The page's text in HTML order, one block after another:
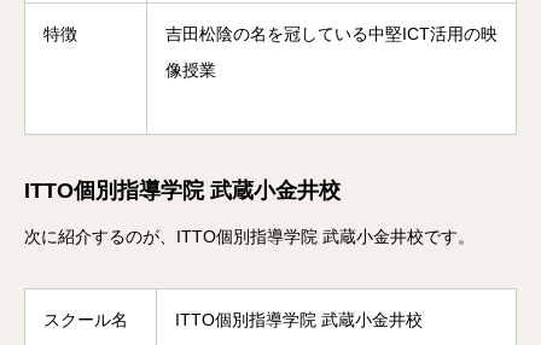
特徴
吉田松陰の名を冠している中堅ICT活用の映
像授業
ITTO個別指導学院 武蔵小金井校
次に紹介するのが、ITTO個別指導学院 武蔵小金井校です。
スクール名 ITTO個別指導学院 武蔵小金井校